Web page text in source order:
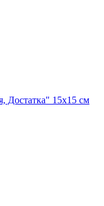
Достатка" 15х15 см